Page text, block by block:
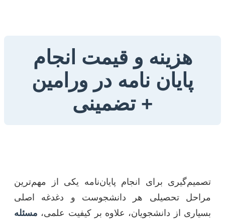
هزینه و قیمت انجام
پایان نامه در ورامین
+ تضمینی
تصمیم‌گیری برای انجام پایان‌نامه یکی از مهم‌ترین
مراحل تحصیلی هر دانشجوست و دغدغه اصلی
بسیاری از دانشجویان، علاوه بر کیفیت علمی، مسئله